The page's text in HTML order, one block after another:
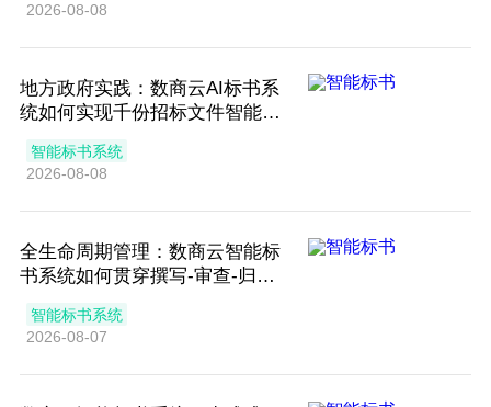
2026-08-08
地方政府实践：数商云AI标书系
统如何实现千份招标文件智能解
智能标书系统
2026-08-08
全生命周期管理：数商云智能标
书系统如何贯穿撰写-审查-归档
智能标书系统
2026-08-07